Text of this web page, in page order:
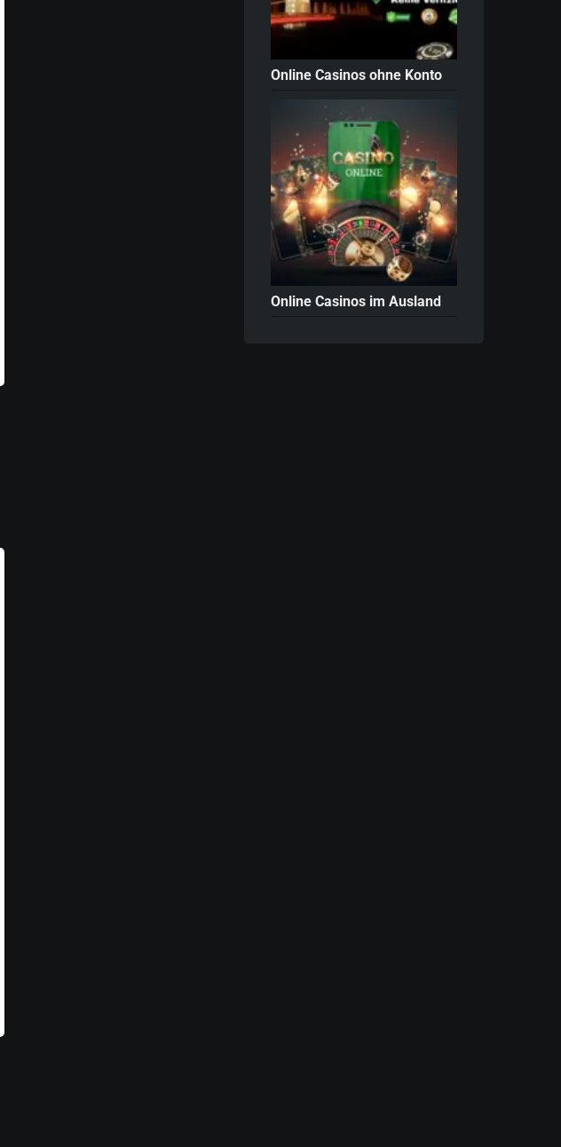
Online Casinos ohne Konto
Online Casinos im Ausland